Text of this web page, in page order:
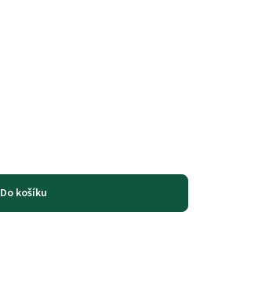
Do košíku